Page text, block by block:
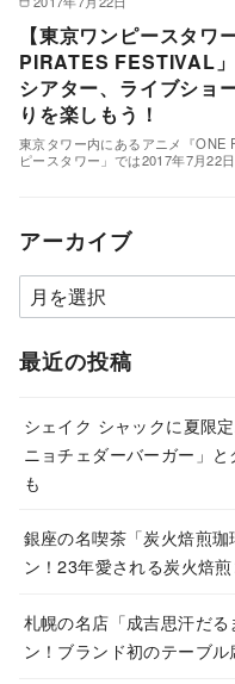
【東京ワンピースタ
PIRATES FESTIVAL
シアター、ライブショ
りを楽しもう！
東京タワー内にあるアニメ『ONE
ピースタワー」では2017年7月22
アーカイブ
ア
ー
カ
ブ
最近の投稿
シェイク シャックに夏限
ニョチェダーバーガー」と
も
銀座の名喫茶「炭火焙煎
ン！23年愛される炭火焙
札幌の名店「成吉思汗だ
ン！ブランド初のテーブル